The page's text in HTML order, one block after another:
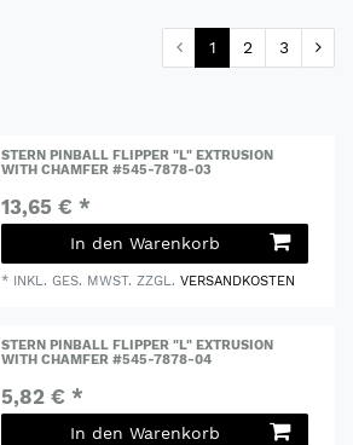
1 2 3
STERN PINBALL FLIPPER "L" EXTRUSION
WITH CHAMFER #545-7878-03
13,65 € *
In den Warenkorb
* INKL. GES. MWST. ZZGL.VERSANDKOSTEN
STERN PINBALL FLIPPER "L" EXTRUSION
WITH CHAMFER #545-7878-04
5,82 € *
In den Warenkorb